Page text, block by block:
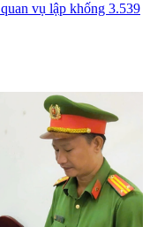
vụ lập khống 3.539